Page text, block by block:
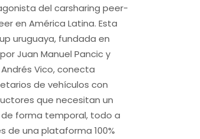
del carsharing peer-
en América Latina. Esta
uruguaya, fundada en
Juan Manuel Pancic y
Vico, conecta
de vehículos con
que necesitan un
forma temporal, todo a
de una plataforma 100%